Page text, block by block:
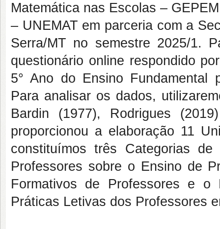
Matemática nas Escolas –
– UNEMAT em parceria com a
Serra/MT no semestre 2025/1.
questionário online respondido
5° Ano do Ensino Fundamental
Para analisar os dados,
Bardin (1977), Rodrigues
proporcionou a elaboração 11
constituímos três Categorias
Professores sobre o Ensino de
Formativos de Professores e o
Práticas Letivas dos Professores